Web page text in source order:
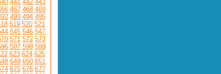
441 442 443
467 468 469
493 494 495
519 520 521
545 546 547
571 572 573
597 598 599
623 624 625
649 650 651
675 676 677